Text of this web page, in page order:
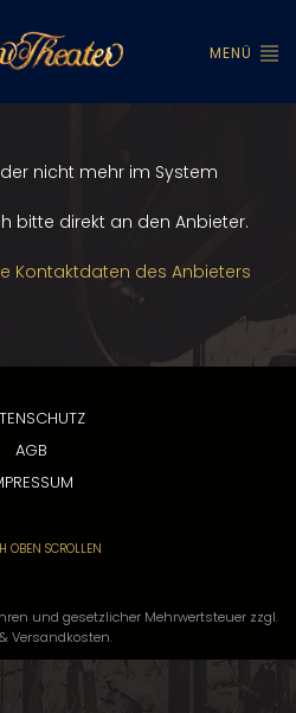
MENÜ
nicht mehr im System
bitte direkt an den Anbieter.
Kontaktdaten des Anbieters
AGB
OBEN SCROLLEN
und gesetzlicher Mehrwertsteuer zzgl.
Versandkosten.